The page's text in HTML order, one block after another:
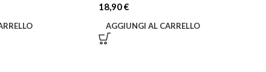
18,90€
AGGIUNGI AL CARRELLO